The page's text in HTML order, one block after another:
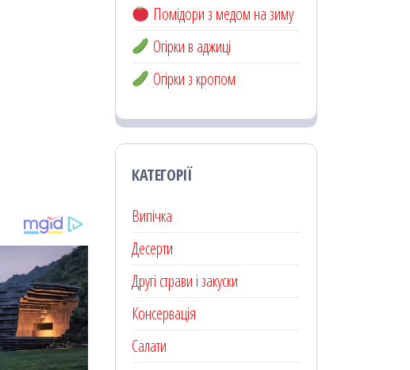
Помідори з медом на зиму
Огірки в аджиці
Огірки з кропом
КАТЕГОРІЇ
Випічка
Десерти
Другі страви і закуски
Консервація
Салати